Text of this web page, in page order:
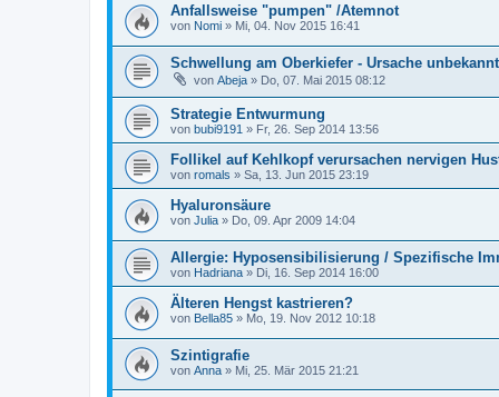
Anfallsweise "pumpen" /Atemnot
von Nomi » Mi, 04. Nov 2015 16:41
Schwellung am Oberkiefer - Ursache unbekannt
von Abeja » Do, 07. Mai 2015 08:12
Strategie Entwurmung
von bubi9191 » Fr, 26. Sep 2014 13:56
Follikel auf Kehlkopf verursachen nervigen
von romals » Sa, 13. Jun 2015 23:19
Hyaluronsäure
von Julia » Do, 09. Apr 2009 14:04
Allergie: Hyposensibilisierung / Spezifische
von Hadriana » Di, 16. Sep 2014 16:00
Älteren Hengst kastrieren?
von Bella85 » Mo, 19. Nov 2012 10:18
Szintigrafie
von Anna » Mi, 25. Mär 2015 21:21